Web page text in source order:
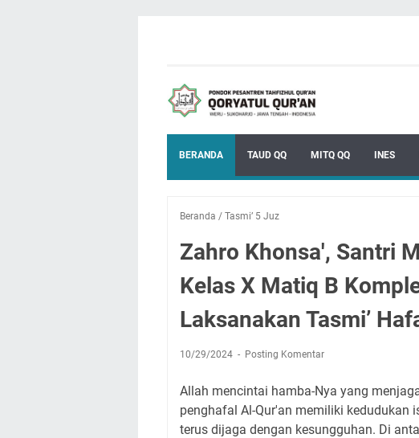
BERANDA TAUD QQ MITQ QQ INES
Beranda / Tasmi’ 5 Juz
Zahro Khonsa', Santri
Kelas X Matiq B
Laksanakan Tasmi’
10/29/2024 Posting Komentar
Allah mencintai hamba-Nya yang
penghafal Al-Qur'an memiliki kedudukan
terus dijaga dengan kesungguhan. Di